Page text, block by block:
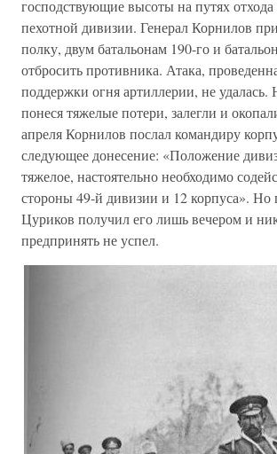
господствующие высоты на путях отхода
пехотной дивизии. Генерал Корнилов
полку, двум батальонам 190-го и
отбросить противника. Атака,
поддержки огня артиллерии, не
понеся тяжелые потери, залегли и
апреля Корнилов послал командиру
следующее донесение: «Положение
тяжелое, настоятельно необходимо
стороны 49-й дивизии и 12 корпуса». Но
Цуриков получил его лишь вечером и
предпринять не успел.